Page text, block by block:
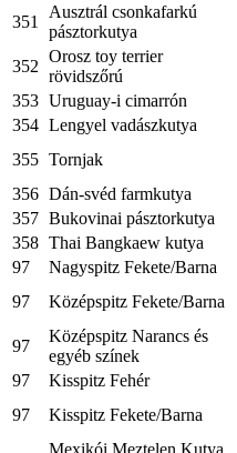
351
Ausztrál csonkafarkú
pásztorkutya
352
Orosz toy terrier
rövidszőrú
353 Uruguay-i cimarrón
354 Lengyel vadászkutya
355 Tornjak
356 Dán-svéd farmkutya
357 Bukovinai pásztorkutya
358 Thai Bangkaew kutya
97
Nagyspitz Fekete/Barna
97
Középspitz Fekete/Barna
97
Középspitz Narancs és
egyéb színek
97
Kisspitz Fehér
97
Kisspitz Fekete/Barna